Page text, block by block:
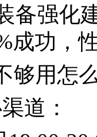
备强化
成功，
够用怎
道：